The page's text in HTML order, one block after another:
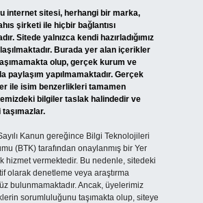
internet sitesi, herhangi bir marka,
şirketi ile hiçbir bağlantısı
Sitede yalnızca kendi hazırladığımız
Burada yer alan içerikler
olup, gerçek kurum ve
paylaşım yapılmamaktadır. Gerçek
ile isim benzerlikleri tamamen
bilgiler taslak halindedir ve
Kanun gereğince Bilgi Teknolojileri
(BTK) tarafından onaylanmış bir Yer
hizmet vermektedir. Bu nedenle, sitedeki
olarak denetleme veya araştırma
bulunmamaktadır. Ancak, üyelerimiz
sorumluluğunu taşımakta olup, siteye